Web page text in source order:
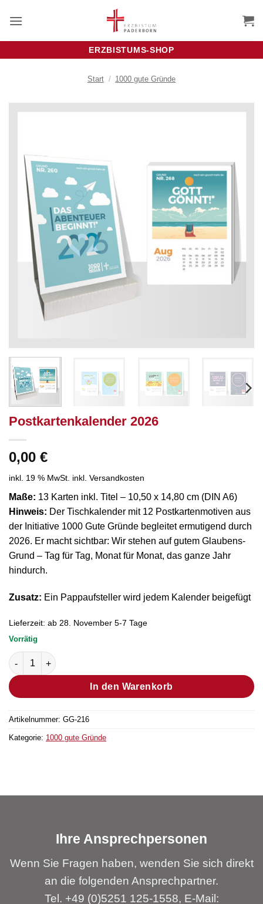
Inhalt
ERZBISTUMS-SHOP
Start / 1000 gute Gründe
Postkartenkalender 2026
0,00 €
inkl. 19 % MwSt. inkl. Versandkosten
Maße: 13 Karten inkl. Titel – 10,50 x 14,80 cm (DIN A6)
Hinweis: Der Tischkalender mit 12 Postkartenmotiven aus
der Initiative 1000 Gute Gründe begleitet ermutigend durch
2026. Er macht sichtbar: Wir stehen auf gutem Glaubens-
Grund – Tag für Tag, Monat für Monat, das ganze Jahr
hindurch.
Zusatz: Ein Pappaufsteller wird jedem Kalender beigefügt
Lieferzeit: ab 28. November 5-7 Tage
Vorrätig
Postkartenkalender 2026 Menge
In den Warenkorb
Artikelnummer: GG-216
Kategorie: 1000 gute Gründe
Ihre Ansprechpersonen
Wenn Sie Fragen haben, wenden Sie sich direkt
an die folgenden Ansprechpartner.
Tel. +49 (0)5251 125-1558, E-Mail: